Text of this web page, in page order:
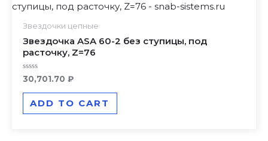
Звездочки цепные
Звездочка ASA 60-2 без ступицы, под
расточку, Z=76
Rated
0
out
30,701.70 ₽
ADD TO CART